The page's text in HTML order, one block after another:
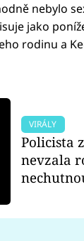
nebylo
jako
rodinu a
VIRÁLY
Policista
nevzala